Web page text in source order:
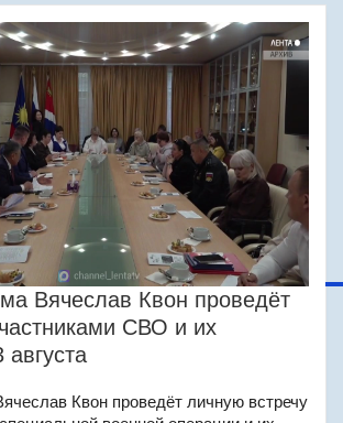
Вячеслав Квон проведёт
СВО и их
Квон проведёт личную встречу